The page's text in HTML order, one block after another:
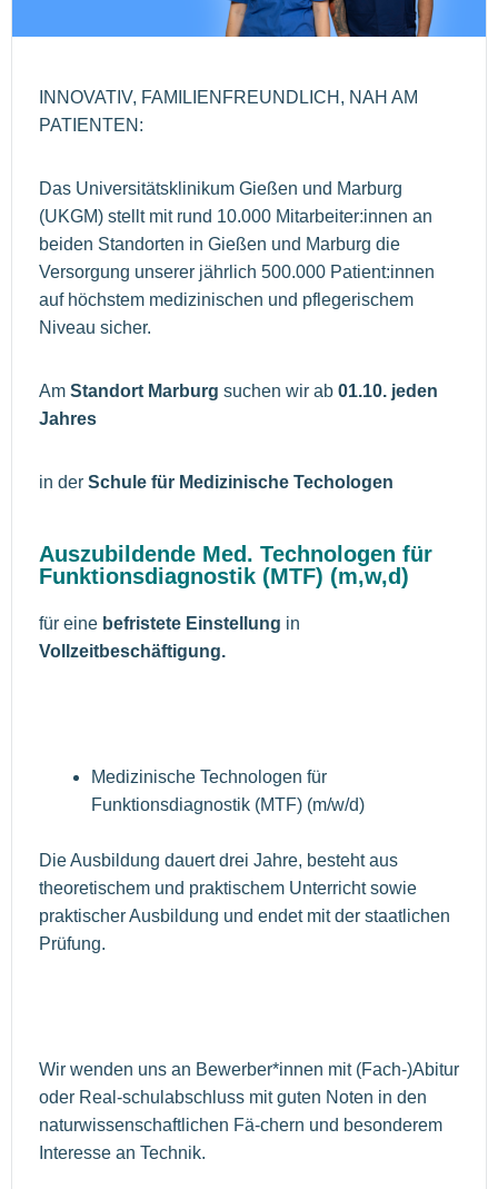
INNOVATIV, FAMILIENFREUNDLICH, NAH AM
PATIENTEN:
Das Universitätsklinikum Gießen und Marburg
(UKGM) stellt mit rund 10.000 Mitarbeiter:innen an
beiden Standorten in Gießen und Marburg die
Versorgung unserer jährlich 500.000 Patient:innen
auf höchstem medizinischen und pflegerischem
Niveau sicher.
Am Standort Marburg suchen wir ab 01.10. jeden
Jahres
in der Schule für Medizinische Techologen
Auszubildende Med. Technologen für
Funktionsdiagnostik (MTF) (m,w,d)
für eine befristete Einstellung in
Vollzeitbeschäftigung.
Medizinische Technologen für
Funktionsdiagnostik (MTF) (m/w/d)
Die Ausbildung dauert drei Jahre, besteht aus
theoretischem und praktischem Unterricht sowie
praktischer Ausbildung und endet mit der staatlichen
Prüfung.
Wir wenden uns an Bewerber*innen mit (Fach-)Abitur
oder Real-schulabschluss mit guten Noten in den
naturwissenschaftlichen Fä-chern und besonderem
Interesse an Technik.